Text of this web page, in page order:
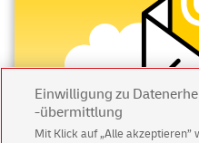
nicht übersteigen darf.
Briefumschläge
quadratischer Form ohne
Was kostet der
Großbriefes in
Einwilligung zu
-übermittlung
Mit Klick auf „Alle akzeptieren”